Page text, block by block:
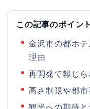
この記事のポイント
金沢市の都ホ
理由
再開発で報じ
高さ制限や都
観光への期待